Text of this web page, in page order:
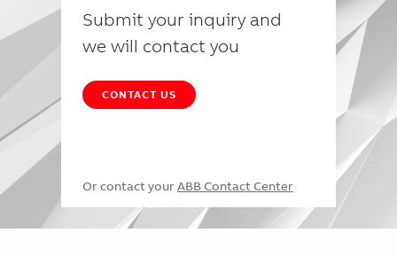
Submit your inquiry and
we will contact you
CONTACT US
Or contact your ABB Contact Center